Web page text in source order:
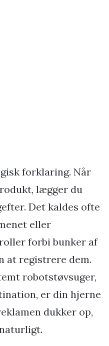
forklaring. Når
lægger du
Det kaldes ofte
eller
forbi bunker af
at registrere dem.
robotstøvsuger,
er din hjerne
dukker op,